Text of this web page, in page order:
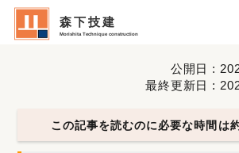
森下技建
Morishita Technique construction
公開日 :
最終更新日 :
この記事を読むのに必要な時間は